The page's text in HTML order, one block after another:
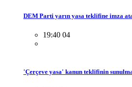
DEM Parti yarın yasa teklifine imza
19:40 04
'Çerçeve yasa' kanun teklifinin